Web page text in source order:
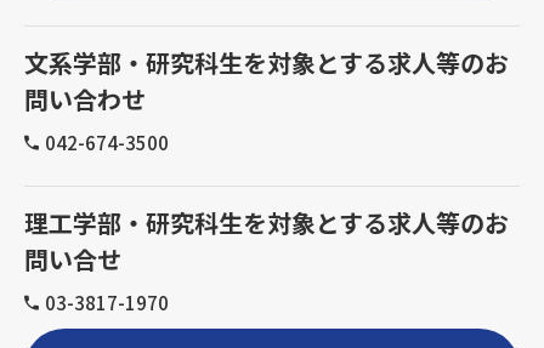
文系学部・研究科生を対象とする求人等のお
問い合わせ
042-674-3500
理工学部・研究科生を対象とする求人等のお
問い合せ
03-3817-1970